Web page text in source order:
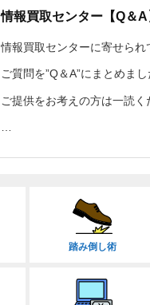
情報買取センター【Q＆A
情報買取センターに寄せられ
ご質問を”Q＆A”にまとめま
ご提供をお考えの方は一読く
踏み倒し術